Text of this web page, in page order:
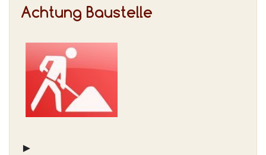
Achtung Baustelle
► Wenn Sie